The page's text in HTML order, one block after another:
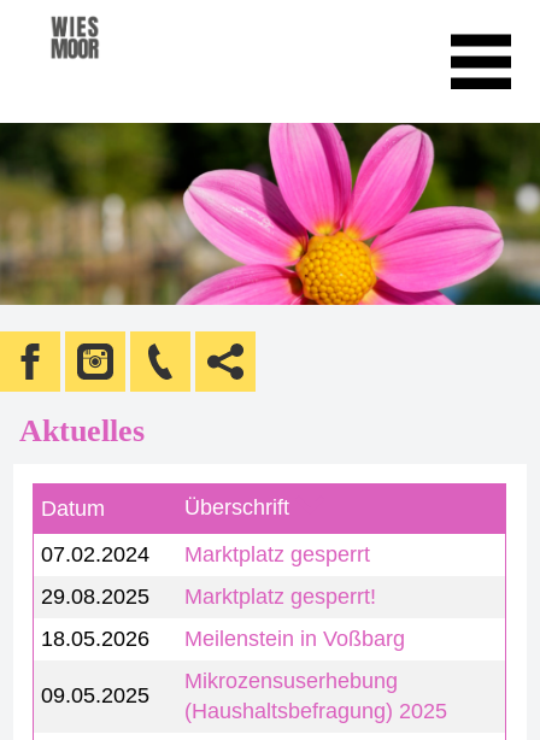
Aktuelles
Datum
Überschrift
07.02.2024
Marktplatz gesperrt
29.08.2025
Marktplatz gesperrt!
18.05.2026
Meilenstein in Voßbarg
09.05.2025
Mikrozensuserhebung
(Haushaltsbefragung) 2025